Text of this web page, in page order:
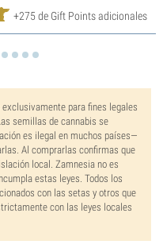
+275 de Gift Points adicionales
para fines legales
semillas de cannabis se
es ilegal en muchos países—
Al comprarlas confirmas que
local. Zamnesia no es
estas leyes. Todos los
con las setas y otros que
con las leyes locales